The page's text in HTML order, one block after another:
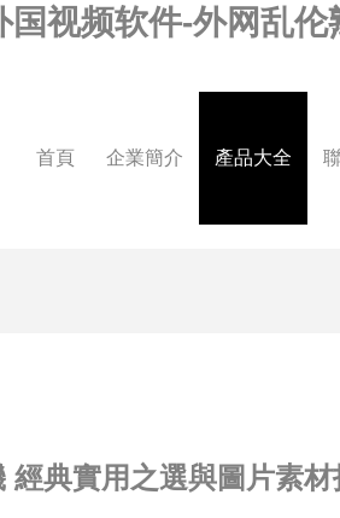
视频软件-外网乱
首頁 企業簡介 產品大全
經典實用之選與圖片素材